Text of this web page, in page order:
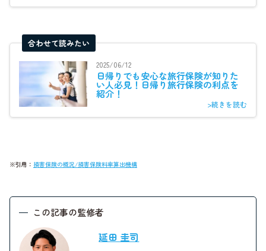
合わせて読みたい
2025/06/12
日帰りでも安心な旅行保険が知りた
い人必見！日帰り旅行保険の利点を
紹介！
>続きを読む
※引用： 損害保険の概況/損害保険料率算出機構
この記事の監修者
延田 圭司